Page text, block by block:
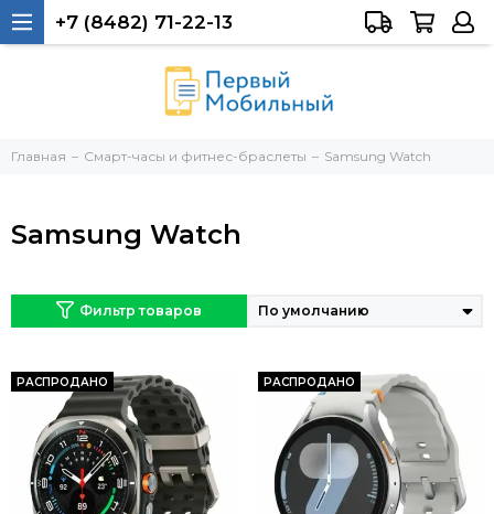
Тольятти, 40 лет Победы, 34а
+7 (8482) 71-22-13
Главная Смарт-часы и фитнес-браслеты Samsung Watch
Samsung Watch
Фильтр товаров
РАСПРОДАНО РАСПРОДАНО